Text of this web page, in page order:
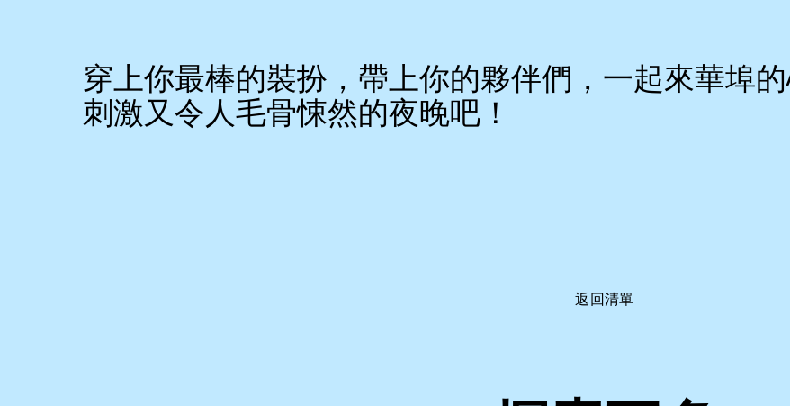
穿上你最棒的裝扮，帶上你的夥伴們，一起來華埠
刺激又令人毛骨悚然的夜晚吧！
返回清單